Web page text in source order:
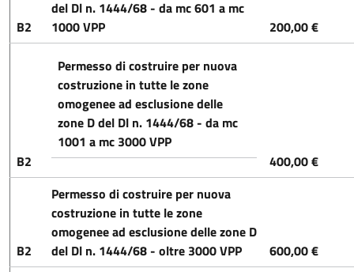
B2
del Dl n. 1444/68 - da mc 601 a mc
1000 VPP
200,00 €
B2
Permesso di costruire per nuova
costruzione in tutte le zone
omogenee ad esclusione delle
zone D del Dl n. 1444/68 - da mc
1001 a mc 3000 VPP
400,00 €
B2
Permesso di costruire per nuova
costruzione in tutte le zone
omogenee ad esclusione delle zone D
del Dl n. 1444/68 - oltre 3000 VPP
600,00 €